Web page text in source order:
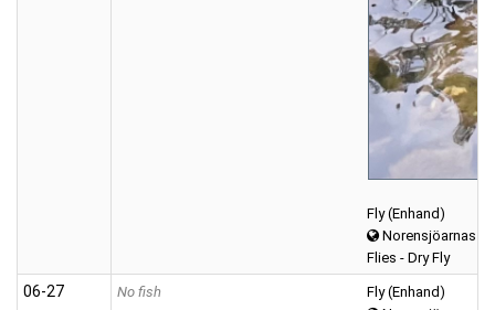
Fly (Enhand)
Norensjöarnas
Flies - Dry Fly
06‑27 No fish
Fly (Enhand)